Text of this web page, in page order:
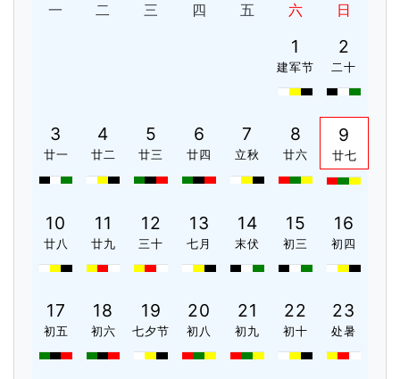
一 二 三 四 五 六 日
1
建军节
2
二十
3
廿一
4
廿二
5
廿三
6
廿四
7
立秋
8
廿六
9
廿七
10
廿八
11
廿九
12
三十
13
七月
14
末伏
15
初三
16
初四
17
初五
18
初六
19
七夕节
20
初八
21
初九
22
初十
23
处暑